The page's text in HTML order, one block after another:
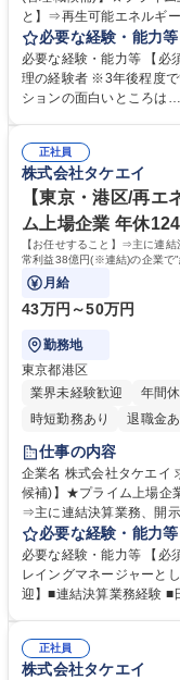
と】⇒再生可能エネルギ
自社発電の"事業企画・開
において非常に社会貢献性が高
■行政・自治体との折衝/
企画(例：建築で発生する
『自治体』『東京電力な
一緒になって、業務を徐々に覚えていき
エネ事業等の事業企画(
必要な経験・能力等
必要な経験・能力等 【必
理の経験者 ※3年後程度で管理
ションの面白いところは
ワクワク感もあり、かつ
意義性の高いポジションであるところです
学 高専 短大 専修学校 高
正社員
株式会社タケエイ
【東京・港区/再エ
ム上場企業 年休
【お任せすること】⇒主に連
常利益38億円(※連結)の企業で"
活躍いただくことをご期待して
月給
43万円～50万円
勤務地
東京都港区
業界未経験歓迎
年間
時短勤務あり
退職金あ
仕事の内容
企業名 株式会社タケエイ 求人名 【東京・港区/再エネ企業の経理(管理職
候補)】★プライム上場企業★年休124日 仕事
⇒主に連結決算業務、開
38億円(※連結)の企業で"
ーとして活躍いただくことをご期待
決算・四半期決算・決算
決算短信など) ■子会社教
れ】 ■初日はPCのセット
ただきます。 募集職種 【東京・港区/再エネ企業の経理(管理職候補)】★
必要な経験・能力等
必要な経験・能力等 【
レイングマネージャーと
迎】■連結決算業務経験 ■日商簿記2級
業や再生可能エネルギー
均1日1時間程度）■年休
正社員
株式会社タケエイ